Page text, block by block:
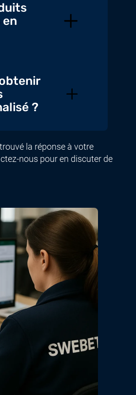
?
la réponse à votre
nous pour en discuter de